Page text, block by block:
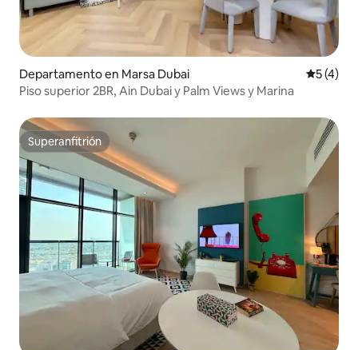
Departamento en Marsa Dubai
5 (4)
Piso superior 2BR, Ain Dubai y Palm Views y Marina
Superanfitrión
Superanfitrión